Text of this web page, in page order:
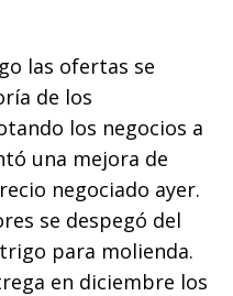
las ofertas se
de los
los negocios a
una mejora de
negociado ayer.
se despegó del
para molienda.
en diciembre los